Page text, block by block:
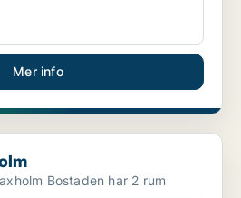
Mer info
Lägenhet att hyra i Vaxholm Bostaden har 2 rum